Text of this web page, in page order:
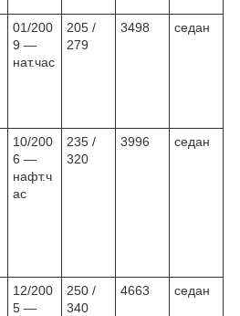
01/200
9 —
нат.час
205 /
279
3498 седан
10/200
6 —
нафт.ч
ас
235 /
320
3996 седан
12/200
5 —
250 /
340
4663 седан